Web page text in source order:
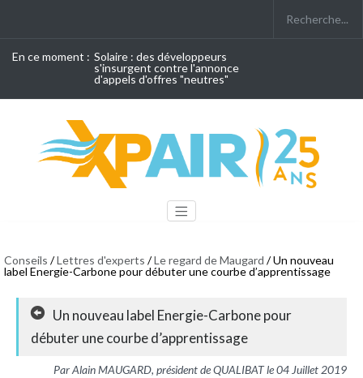
En ce moment : Solaire : des développeurs
s'insurgent contre l'annonce
d'appels d'offres "neutres"
Conseils /Lettres d'experts /Le regard de Maugard / Un nouveau
label Energie-Carbone pour débuter une courbe d’apprentissage
Un nouveau label Energie-Carbone pour
débuter une courbe d’apprentissage
Par Alain MAUGARD, président de QUALIBAT le 04 Juillet 2019